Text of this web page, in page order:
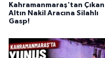
Kahramanmaraş'tan Çıkan
Altın Nakil Aracına Silahlı
Gasp!BÖLGEDEN
BİLİM TEKNOLOJİ